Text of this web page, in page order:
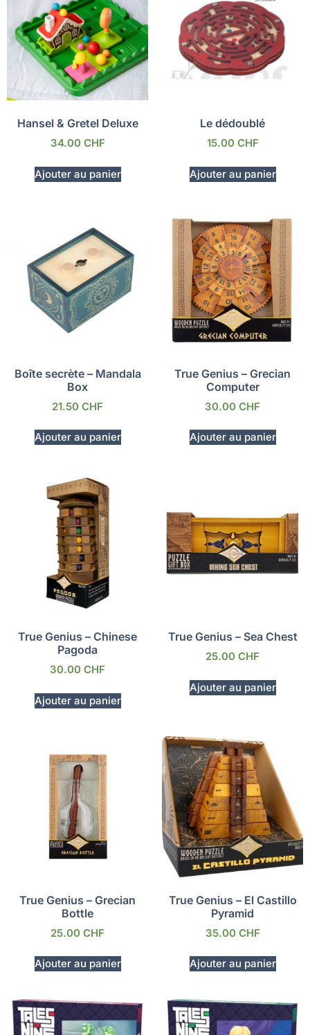
Hansel & Gretel Deluxe
34.00 CHF
Ajouter au panier
Le dédoublé
15.00 CHF
Ajouter au panier
Boîte secrète – Mandala
Box
21.50 CHF
Ajouter au panier
True Genius – Grecian
Computer
30.00 CHF
Ajouter au panier
True Genius – Chinese
Pagoda
30.00 CHF
Ajouter au panier
True Genius – Sea Chest
25.00 CHF
Ajouter au panier
True Genius – Grecian
Bottle
25.00 CHF
Ajouter au panier
True Genius – El Castillo
Pyramid
35.00 CHF
Ajouter au panier